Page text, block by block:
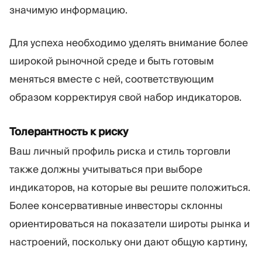
значимую информацию.
Для успеха необходимо уделять внимание более
широкой рыночной среде и быть готовым
меняться вместе с ней, соответствующим
образом корректируя свой набор индикаторов.
Толерантность к риску
Ваш личный профиль риска и стиль торговли
также должны учитываться при выборе
индикаторов, на которые вы решите положиться.
Более консервативные инвесторы склонны
ориентироваться на показатели широты рынка и
настроений, поскольку они дают общую картину,